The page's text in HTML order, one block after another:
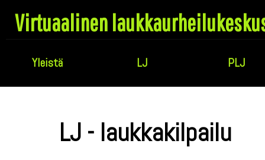
Virtuaalinen
Yleistä LJ PLJ
LJ - laukkakilpailu